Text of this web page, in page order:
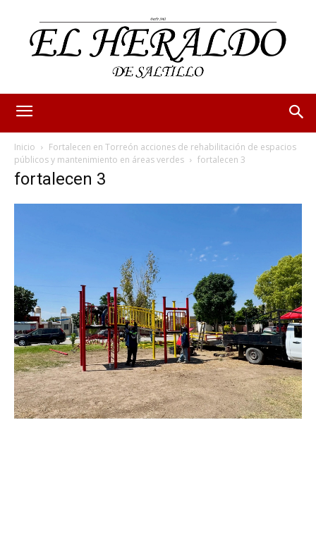
Inicio
Fortalecen en Torreón acciones de rehabilitación de espacios
públicos y mantenimiento en áreas verdes
fortalecen 3
fortalecen 3